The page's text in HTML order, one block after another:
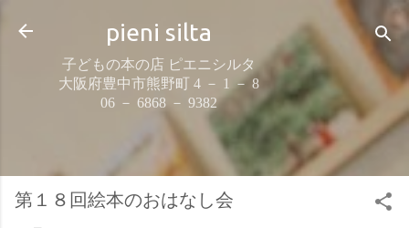
スキップしてメイン コンテンツに移動
pieni silta
子どもの本の店 ピエニシルタ
大阪府豊中市熊野町 4 － 1 － 8
06 － 6868 － 9382
第１８回絵本のおはなし会